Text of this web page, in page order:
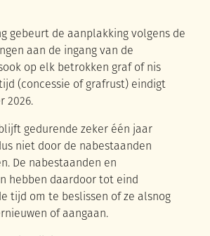
gebeurt de aanplakking volgens de
aan de ingang van de
op elk betrokken graf of nis
(concessie of grafrust) eindigt
2026.
gedurende zeker één jaar
niet door de nabestaanden
De nabestaanden en
hebben daardoor tot eind
tijd om te beslissen of ze alsnog
of aangaan.